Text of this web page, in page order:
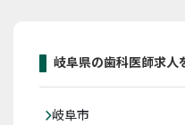
岐阜県の歯科医師求人
岐阜市